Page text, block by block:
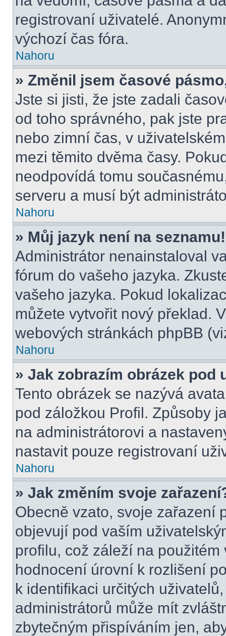
registrovaní uživatelé.
výchozí čas fóra.
Nahoru
» Změnil jsem časové
Jste si jisti, že jste zadali
od toho správného, pak jste
nebo zimní čas, v
mezi těmito dvěma časy.
neodpovídá tomu
serveru a musí být
Nahoru
» Můj jazyk není na seznamu!
Administrátor nenainstaloval
fórum do vašeho jazyka.
vašeho jazyka. Pokud
můžete vytvořit nový překlad.
webových stránkách phpBB
Nahoru
» Jak zobrazím obrázek pod
Tento obrázek se nazývá
pod záložkou Profil. Způsoby
na administrátorovi a
nastavit pouze registrovaní
Nahoru
» Jak změním svoje
Obecně vzato, svoje zařazení
objevují pod vaším
profilu, což záleží na
hodnocení úrovní k rozlišení
k identifikaci určitých
administrátorů může mít
zbytečným přispíváním jen,